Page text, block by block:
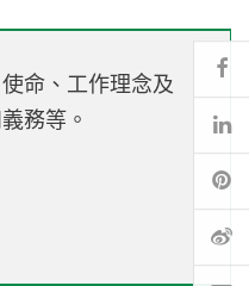
命、工作理念及
務等。